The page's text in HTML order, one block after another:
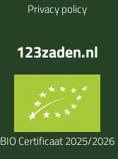
Privacy policy
123zaden.nl
BIO Certificaat 2025/2026